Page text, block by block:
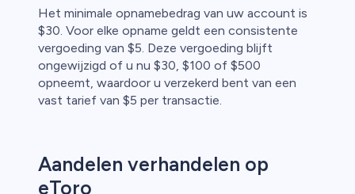
Het minimale opnamebedrag van uw account is
$30. Voor elke opname geldt een consistente
vergoeding van $5. Deze vergoeding blijft
ongewijzigd of u nu $30, $100 of $500
opneemt, waardoor u verzekerd bent van een
vast tarief van $5 per transactie.
Aandelen verhandelen op
eToro